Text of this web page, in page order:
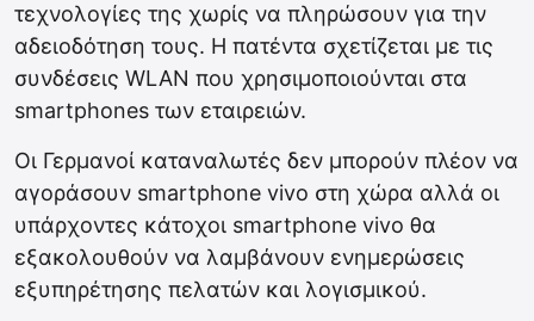
τεχνολογίες της χωρίς να πληρώσουν για την
αδειοδότηση τους. Η πατέντα σχετίζεται με τις
συνδέσεις WLAN που χρησιμοποιούνται στα
smartphones των εταιρειών.
Οι Γερμανοί καταναλωτές δεν μπορούν πλέον να
αγοράσουν smartphone vivo στη χώρα αλλά οι
υπάρχοντες κάτοχοι smartphone vivo θα
εξακολουθούν να λαμβάνουν ενημερώσεις
εξυπηρέτησης πελατών και λογισμικού.